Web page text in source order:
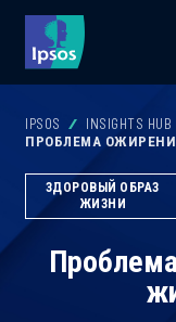
IPSOS
INSIGHTS HUB
ПРОБЛЕМА
ЗДОРОВЫЙ ОБРАЗ
ЖИЗНИ